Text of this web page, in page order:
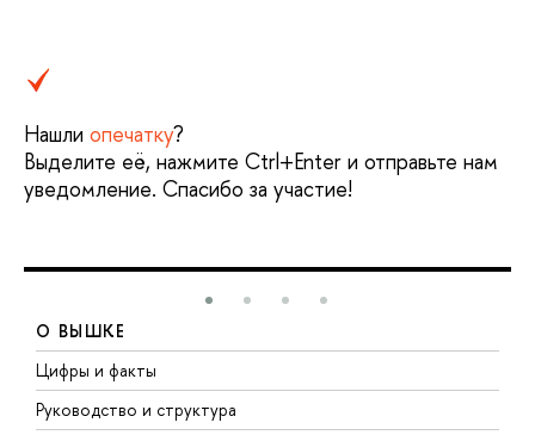
Нашли опечатку?
Выделите её, нажмите Ctrl+Enter и отправьте нам
уведомление. Спасибо за участие!
О ВЫШКЕ
Цифры и факты
Руководство и структура